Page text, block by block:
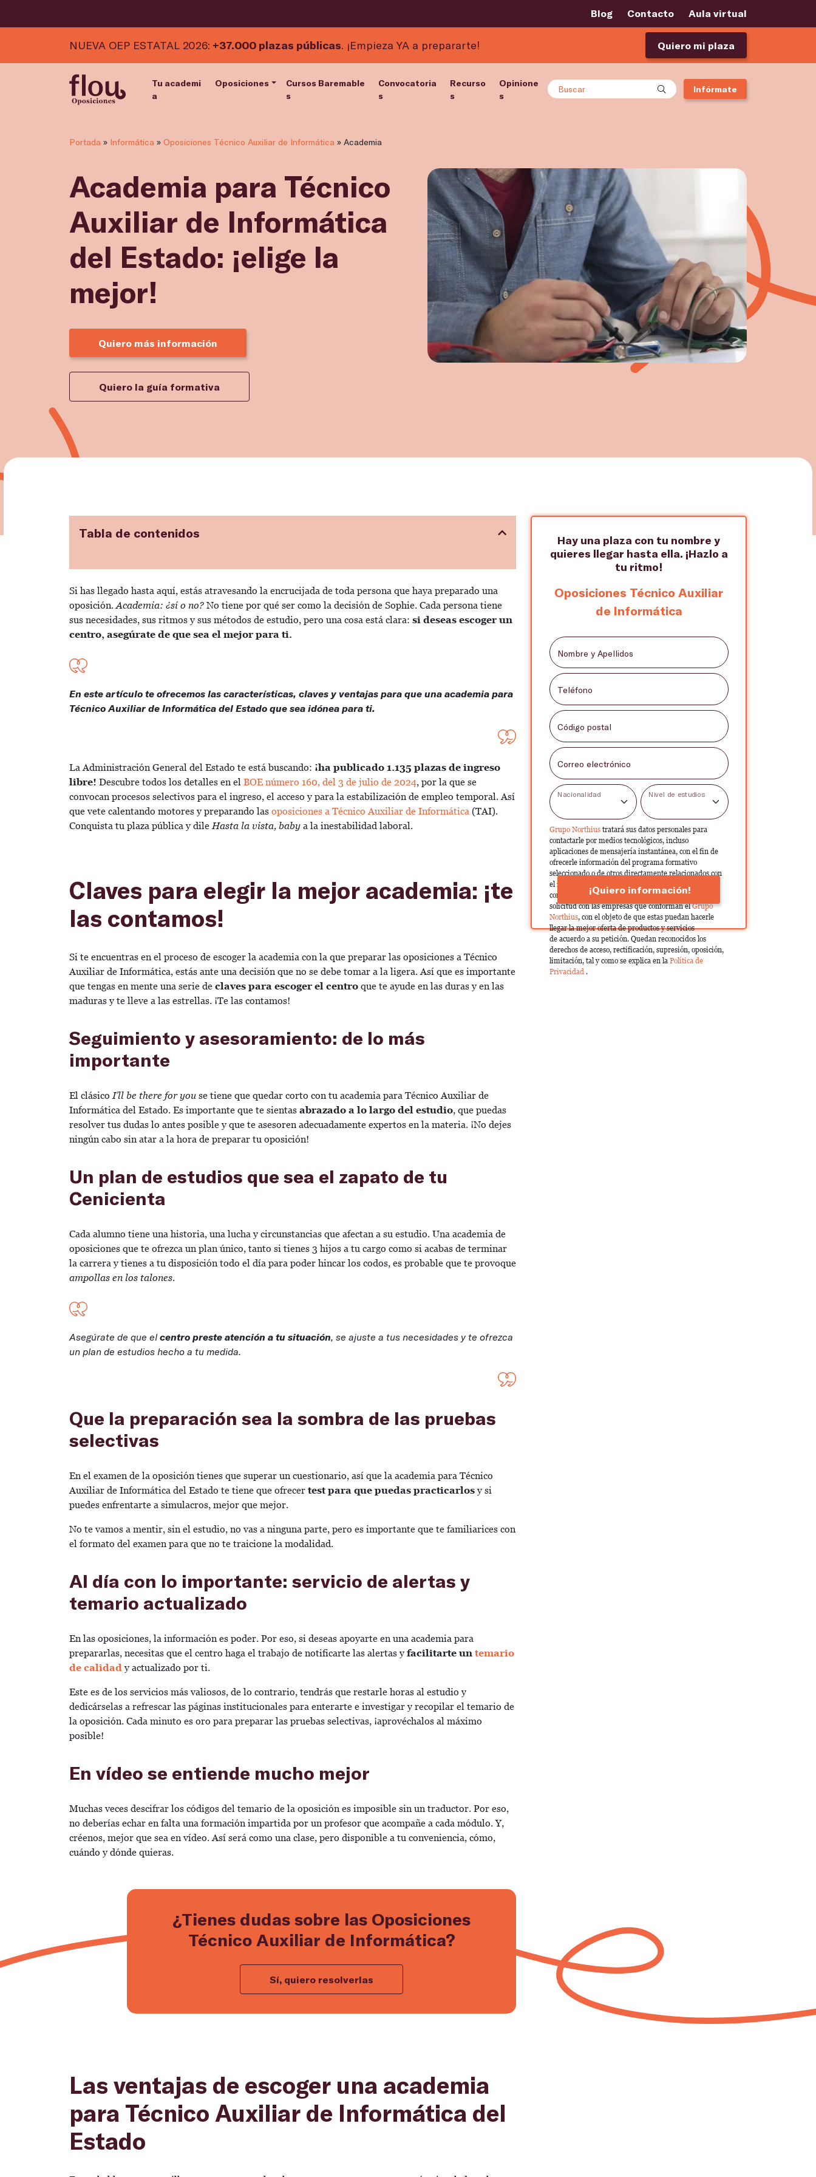
Blog Contacto Aula virtual
NUEVA OEP ESTATAL 2026: +37.000 plazas públicas. ¡Empieza YA a prepararte! Quiero mi plaza
Tu academi
a
Oposiciones
Cursos Baremable
s
Convocatoria
s
Recurso
s
Opinione
s
Buscar Infórmate
Portada » Informática » Oposiciones Técnico Auxiliar de Informática » Academia
Academia para Técnico
Auxiliar de Informática
del Estado: ¡elige la
mejor!
Quiero más información
Quiero la guía formativa
Tabla de contenidos
Si has llegado hasta aquí, estás atravesando la encrucijada de toda persona que haya preparado una
oposición.Academia: ¿sí o no? No tiene por qué ser como la decisión de Sophie. Cada persona tiene
sus necesidades, sus ritmos y sus métodos de estudio, pero una cosa está clara: si deseas escoger un
centro, asegúrate de que sea el mejor para ti.
En este artículo te ofrecemos las características, claves y ventajas para que una academia para
Técnico Auxiliar de Informática del Estado que sea idónea para ti.
La Administración General del Estado te está buscando: ¡ha publicado 1.135 plazas de ingreso
libre! Descubre todos los detalles en el BOE número 160, del 3 de julio de 2024, por la que se
convocan procesos selectivos para el ingreso, el acceso y para la estabilización de empleo temporal. Así
que vete calentando motores y preparando las oposiciones a Técnico Auxiliar de Informática (TAI).
Conquista tu plaza pública y dile Hasta la vista, baby a la inestabilidad laboral.
Claves para elegir la mejor academia: ¡te
las contamos!
Si te encuentras en el proceso de escoger la academia con la que preparar las oposiciones a Técnico
Auxiliar de Informática, estás ante una decisión que no se debe tomar a la ligera. Así que es importante
que tengas en mente una serie de claves para escoger el centro que te ayude en las duras y en las
maduras y te lleve a las estrellas. ¡Te las contamos!
Seguimiento y asesoramiento: de lo más
importante
El clásico I’ll be there for you se tiene que quedar corto con tu academia para Técnico Auxiliar de
Informática del Estado. Es importante que te sientas abrazado a lo largo del estudio, que puedas
resolver tus dudas lo antes posible y que te asesoren adecuadamente expertos en la materia. ¡No dejes
ningún cabo sin atar a la hora de preparar tu oposición!
Un plan de estudios que sea el zapato de tu
Cenicienta
Cada alumno tiene una historia, una lucha y circunstancias que afectan a su estudio. Una academia de
oposiciones que te ofrezca un plan único, tanto si tienes 3 hijos a tu cargo como si acabas de terminar
la carrera y tienes a tu disposición todo el día para poder hincar los codos, es probable que te provoque
ampollas en los talones.
Asegúrate de que elcentro preste atención a tu situación , se ajuste a tus necesidades y te ofrezca
un plan de estudios hecho a tu medida.
Que la preparación sea la sombra de las pruebas
selectivas
En el examen de la oposición tienes que superar un cuestionario, así que la academia para Técnico
Auxiliar de Informática del Estado te tiene que ofrecer test para que puedas practicarlosy si
puedes enfrentarte a simulacros, mejor que mejor.
No te vamos a mentir, sin el estudio, no vas a ninguna parte, pero es importante que te familiarices con
el formato del examen para que no te traicione la modalidad.
Al día con lo importante: servicio de alertas y
temario actualizado
En las oposiciones, la información es poder. Por eso, si deseas apoyarte en una academia para
prepararlas, necesitas que el centro haga el trabajo de notificarte las alertas y facilitarte un temario
de calidady actualizado por ti.
Este es de los servicios más valiosos, de lo contrario, tendrás que restarle horas al estudio y
dedicárselas a refrescar las páginas institucionales para enterarte e investigar y recopilar el temario de
la oposición. Cada minuto es oro para preparar las pruebas selectivas, ¡aprovéchalos al máximo
posible!
En vídeo se entiende mucho mejor
Muchas veces descifrar los códigos del temario de la oposición es imposible sin un traductor. Por eso,
no deberías echar en falta una formación impartida por un profesor que acompañe a cada módulo. Y,
créenos, mejor que sea en vídeo. Así será como una clase, pero disponible a tu conveniencia, cómo,
cuándo y dónde quieras.
Hay una plaza con tu nombre y
quieres llegar hasta ella. ¡Hazlo a
tu ritmo!
Oposiciones Técnico Auxiliar
de Informática
Nombre y Apellidos
Teléfono
Código postal
Correo electrónico
Nacionalidad Nivel de estudios
Grupo Northius tratará sus datos personales para
contactarle por medios tecnológicos, incluso
aplicaciones de mensajería instantánea, con el fin de
ofrecerle información del programa formativo
seleccionado o de otros directamente relacionados con
el interés manifestado y, en su caso, para tramitar la
contratación correspondiente. Compartiremos su
solicitud con las empresas que conforman elGrupo
Northius, con el objeto de que estas puedan hacerle
llegar la mejor oferta de productos y servicios
de acuerdo a su petición. Quedan reconocidos los
derechos de acceso, rectificación, supresión, oposición,
limitación, tal y como se explica en la Política de
Privacidad .
¡Quiero información!
¿Tienes dudas sobre las Oposiciones
Técnico Auxiliar de Informática?
Sí, quiero resolverlas
Las ventajas de escoger una academia
para Técnico Auxiliar de Informática del
Estado